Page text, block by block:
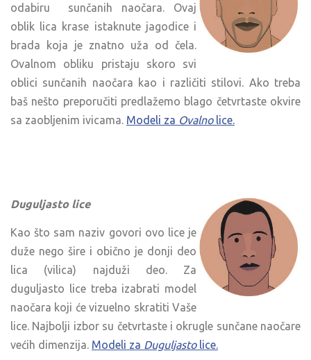
odabiru sunčanih naočara. Ovaj
oblik lica krase istaknute jagodice i
brada koja je znatno uža od čela.
Ovalnom obliku pristaju skoro svi
oblici sunčanih naočara kao i različiti stilovi. Ako treba
baš nešto preporučiti predlažemo blago četvrtaste okvire
sa zaobljenim ivicama. Modeli za Ovalno lice.
Duguljasto lice
Kao što sam naziv govori ovo lice je
duže nego šire i obično je donji deo
lica (vilica) najduži deo. Za
duguljasto lice treba izabrati model
naočara koji će vizuelno skratiti Vaše
lice. Najbolji izbor su četvrtaste i okrugle sunčane naočare
većih dimenzija. Modeli za Duguljasto lice.